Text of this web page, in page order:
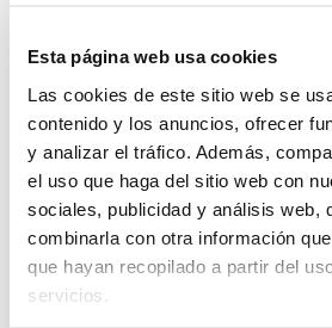
Esta página web usa cookies
Las cookies de este sitio web se
contenido y los anuncios, ofrecer
y analizar el tráfico. Además,
el uso que haga del sitio web con
sociales, publicidad y análisis web,
combinarla con otra información
que hayan recopilado a partir del
servicios.
directa.
El sistema ofrece controles
tono, adecuados para ajustes
de procesamiento externo.
tiende a ser lineal, con una
ataque de las cuerdas de
de cuerpo reducido.